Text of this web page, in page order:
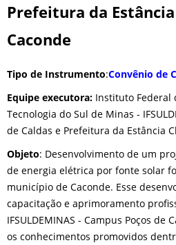
Prefeitura da
Caconde
Tipo de Instrumento:Convênio de
Equipe executora: Instituto Federal
Tecnologia do Sul de Minas -
de Caldas e Prefeitura da Estância
Objeto: Desenvolvimento de um
de energia elétrica por fonte solar
município de Caconde. Esse
capacitação e aprimoramento
IFSULDEMINAS - Campus Poços de
os conhecimentos promovidos